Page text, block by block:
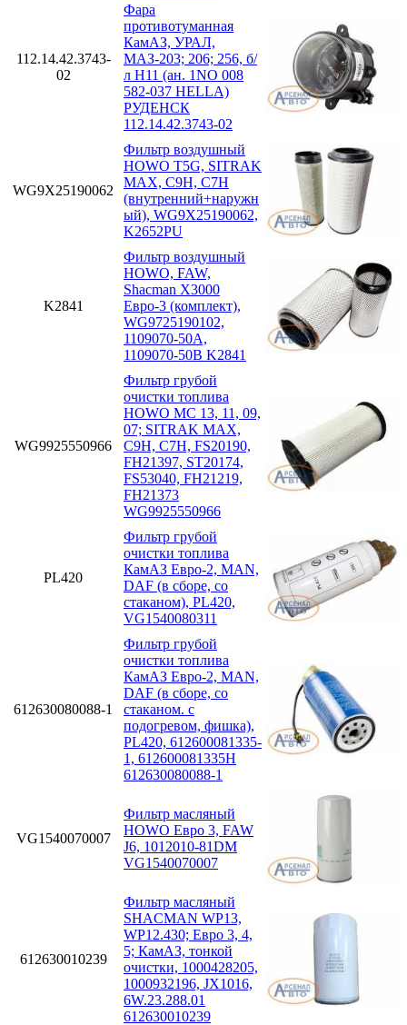
112.14.42.3743-
02
Фара
противотуманная
КамАЗ, УРАЛ,
МАЗ-203; 206; 256, б/
л H11 (ан. 1NO 008
582-037 HELLA)
РУДЕНСК
112.14.42.3743-02
WG9X25190062
Фильтр воздушный
HOWO T5G, SITRAK
MAX, C9H, C7H
(внутренний+наружн
ый), WG9X25190062,
K2652PU
K2841
Фильтр воздушный
HOWO, FAW,
Shacman X3000
Евро-3 (комплект),
WG9725190102,
1109070-50A,
1109070-50B K2841
WG9925550966
Фильтр грубой
очистки топлива
HOWO MC 13, 11, 09,
07; SITRAK MAX,
C9H, C7H, FS20190,
FH21397, ST20174,
FS53040, FH21219,
FH21373
WG9925550966
PL420
Фильтр грубой
очистки топлива
КамАЗ Евро-2, MAN,
DAF (в сборе, со
стаканом), PL420,
VG1540080311
612630080088-1
Фильтр грубой
очистки топлива
КамАЗ Евро-2, MAN,
DAF (в сборе, со
стаканом. с
подогревом, фишка),
PL420, 612600081335-
1, 612600081335H
612630080088-1
VG1540070007
Фильтр масляный
HOWO Евро 3, FAW
J6, 1012010-81DM
VG1540070007
612630010239
Фильтр масляный
SHACMAN WP13,
WP12.430; Eвро 3, 4,
5; КамАЗ, тонкой
очистки, 1000428205,
1000932196, JX1016,
6W.23.288.01
612630010239